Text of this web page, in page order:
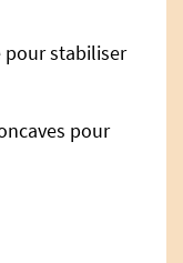
stabiliser
pour